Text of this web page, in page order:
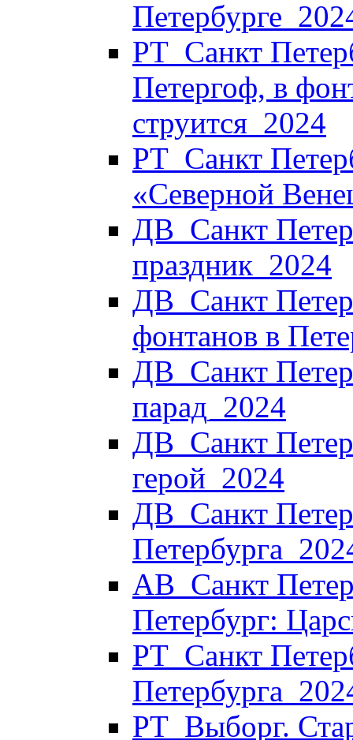
РТ_Санкт
Петергоф, в
струится_2024
РТ_Санкт
«Северной
ДВ_Санкт
праздник_2024
ДВ_Санкт
фонтанов в
ДВ_Санкт
парад_2024
ДВ_Санкт
герой_2024
ДВ_Санкт
АВ_Санкт
Петербург:
РТ_Санкт
РТ_Выборг.